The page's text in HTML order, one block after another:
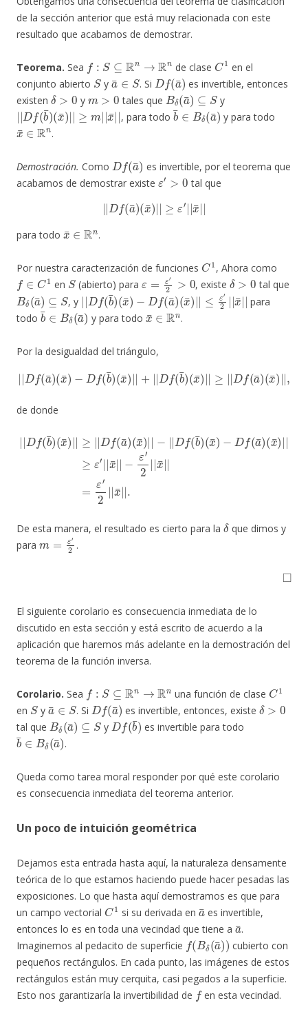
de la sección anterior que está muy relacionada con este
resultado que acabamos de demostrar.
Teorema. Sea
: ⊆R →R
de clase
C1
en el
conjunto abierto
S
y
a¯ ∈S
. Si
Df(a¯)
es invertible, entonces
existen
δ >0
y
m>0
tales que
Bδ(a¯) ⊆S
y
||Df(b¯)(x¯ )| |
≥m||x¯||
, para todo
b¯∈Bδ(a¯
y para todo
x¯∈Rn
.
Demostración. Como
D (a ¯
es invertible, por el teorema que
acabamos de demostrar existe
ε′>0
tal que
D f(a¯)(x¯)||≥ ′||x¯
para todo
∈Rn
.
Por nuestra caracterización de funciones
C1
, Ahora como
f∈ C1
en
S
(abierto) para
ε= ε′2>0
, existe
δ>0
tal que
B δ( a¯ ⊆S
, y
||Df(b ¯)(x¯) (a¯) x¯)||
≤ε′2|| x¯||
para
todo
b ¯∈B δ a¯)
y para todo
x¯∈Rn
.
Por la desigualdad del triángulo,
| |Df(a¯)(x −D f(b¯)(x ¯ | + ||Df( b¯ ( x¯ | |≥ ||D f(a ¯
x )||
de donde
| |D f(b ¯)(x ¯ )| ≥ ||Df( a¯)(x ||− ||D f(b x¯ )−D f(a ¯)
( x¯) | |≥ ′|| x¯||−ε′2 x ¯||=ε′2| ¯| |.
De esta manera, el resultado es cierto para la
δ
que dimos y
para
m=ε′2
.
◻
El siguiente corolario es consecuencia inmediata de lo
discutido en esta sección y está escrito de acuerdo a la
aplicación que haremos más adelante en la demostración del
teorema de la función inversa.
Corolario. Sea
: ⊆R →R
una función de clase
C1
en
S
y
a¯∈S
. Si
Df(a¯)
es invertible, entonces, existe
δ >0
tal que
Bδ(a¯ )⊆S
y
Df (b¯)
es invertible para todo
b¯ ∈B δ(a¯)
.
Queda como tarea moral responder por qué este corolario
es consecuencia inmediata del teorema anterior.
Un poco de intuición geométrica
Dejamos esta entrada hasta aquí, la naturaleza densamente
teórica de lo que estamos haciendo puede hacer pesadas las
exposiciones. Lo que hasta aquí demostramos es que para
un campo vectorial
C1
si su derivada en
a¯
es invertible,
entonces lo es en toda una vecindad que tiene a
a¯
.
Imaginemos al pedacito de superficie
f(Bδ(a¯))
cubierto con
pequeños rectángulos. En cada punto, las imágenes de estos
rectángulos están muy cerquita, casi pegados a la superficie.
Esto nos garantizaría la invertibilidad de
f
en esta vecindad.